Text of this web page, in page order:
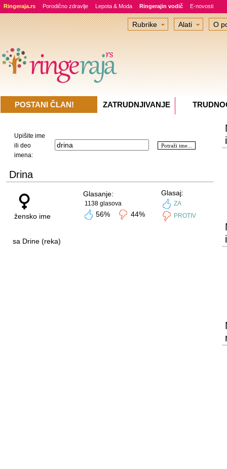
Ringeraja.rs Porodično zdravlje Lepota & Moda Ringerajin vodič E-novosti
Upišite ime
ili deo
imena:
Drina
žensko ime
Glasanje:
1138 glasova
56% 44%
Glasaj:
ZA
PROTIV
sa Drine (reka)
Rubrike Alati O
POSTANI ČLAN! ZATRUDNJIVANJE